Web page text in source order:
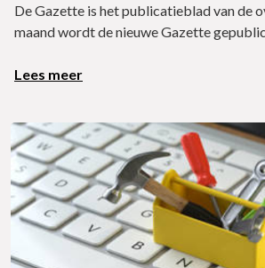
De Gazette is het publicatieblad van de
maand wordt de nieuwe Gazette
Lees meer